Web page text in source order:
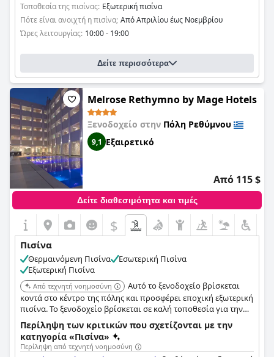
Τοποθεσία της πισίνας: Εξωτερική πισίνα
Πότε είναι ανοιχτή η πισίνα; Από Απριλίου έως Νοεμβρίου
Ώρες λειτουργίας: 10:00 - 19:00
Δείτε περισσότερα
Melrose Rethymno by Mage Hotels
Ξενοδοχείο στην Πόλη Ρεθύμνου
9,1 Εξαιρετικό
Από 115 $
Δείτε διαθεσιμότητα και τιμές
$
Πισίνα
Θερμαινόμενη Πισίνα
Εσωτερική Πισίνα
Εξωτερική Πισίνα
Από τεχνητή νοημοσύνη
Αυτό το ξενοδοχείο βρίσκεται
κοντά στο κέντρο της πόλης και προσφέρει εποχική εξωτερική
πισίνα. Το ξενοδοχείο βρίσκεται σε καλή τοποθεσία για την
εξερεύνηση της πόλης.
Περίληψη των κριτικών που σχετίζονται με την
κατηγορία «Πισίνα»
Περίληψη από τεχνητή νοημοσύνη